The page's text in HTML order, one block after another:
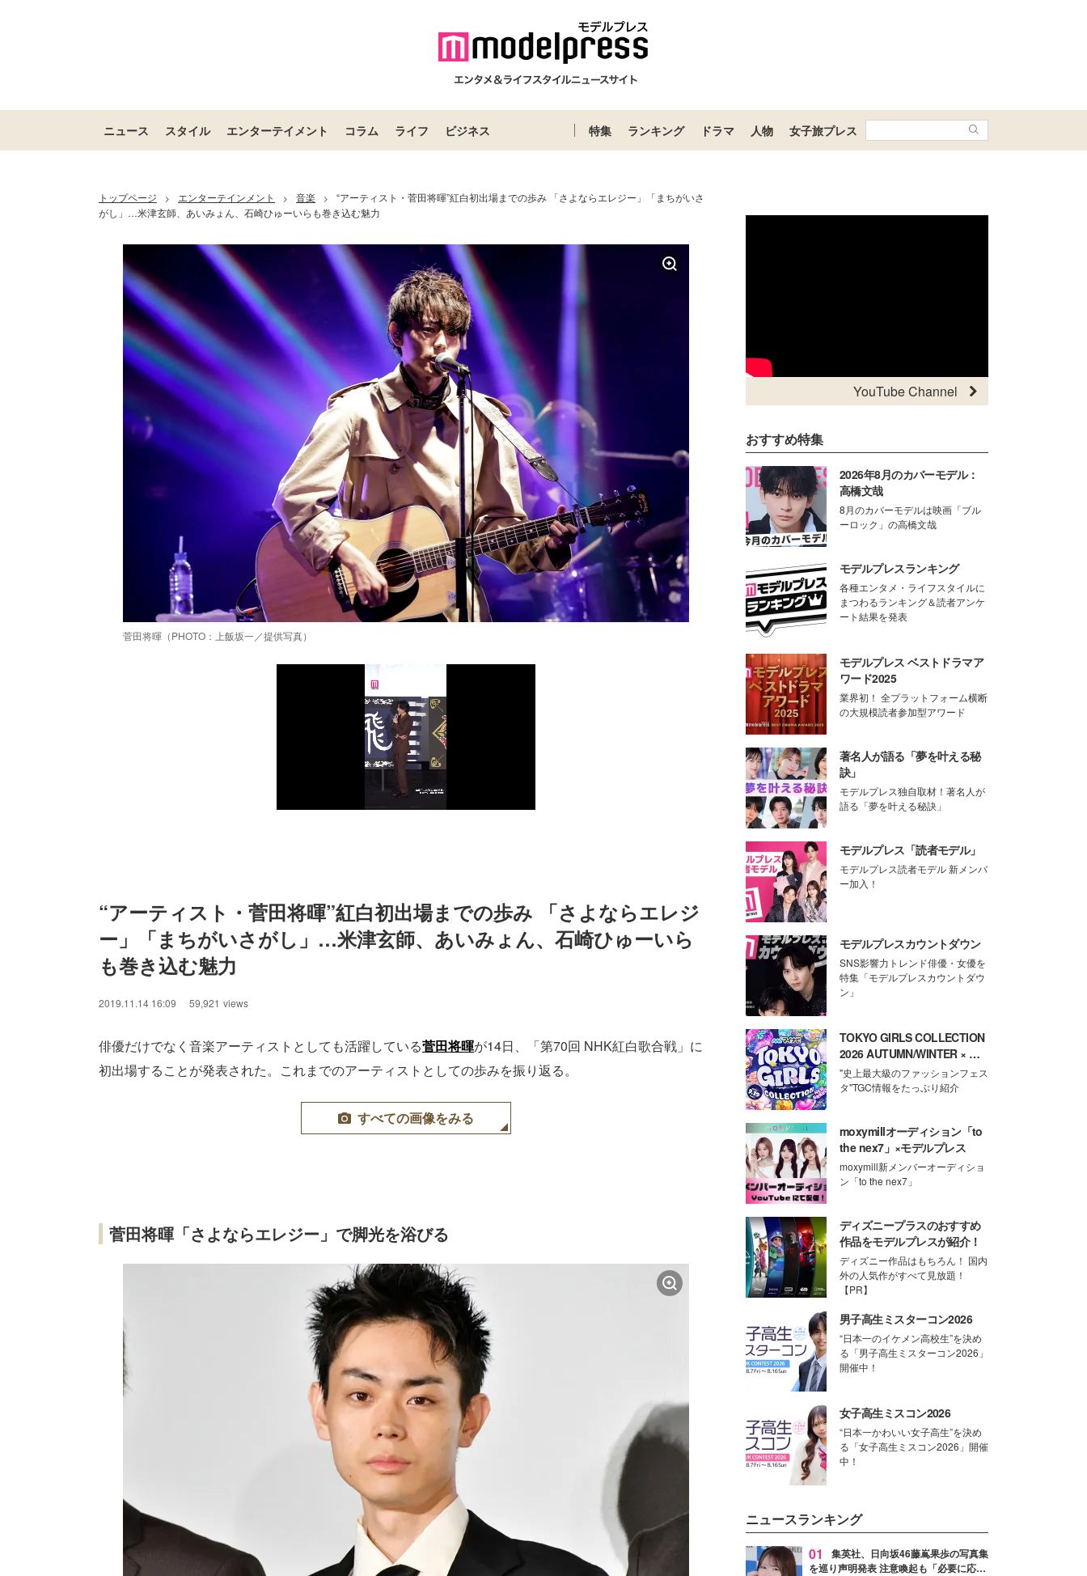
ニュース スタイル エンターテイメント コラム ライフ ビジネス 特集 ランキング ドラマ 人物 女子旅プレス
トップページ > エンターテインメント > 音楽 >
“アーティスト・菅田将暉”紅白初出場までの歩み 「さよならエレジー」「まちがいさ
がし」…米津玄師、あいみょん、石崎ひゅーいらも巻き込む魅力
菅田将暉（PHOTO：上飯坂一／提供写真）
“アーティスト・菅田将暉”紅白初出場までの歩み 「さよならエレジ
ー」「まちがいさがし」…米津玄師、あいみょん、石崎ひゅーいら
も巻き込む魅力
2019.11.14 16:09 59,921 views
俳優だけでなく音楽アーティストとしても活躍している菅田将暉が14日、「第70回 NHK紅白歌合戦」に
初出場することが発表された。これまでのアーティストとしての歩みを振り返る。
すべての画像をみる
菅田将暉「さよならエレジー」で脚光を浴びる
YouTube Channel
おすすめ特集
2026年8月のカバーモデル：
高橋文哉
8月のカバーモデルは映画「ブル
ーロック」の高橋文哉
モデルプレスランキング
各種エンタメ・ライフスタイルに
まつわるランキング＆読者アンケ
ート結果を発表
モデルプレス ベストドラマア
ワード2025
業界初！ 全プラットフォーム横断
の大規模読者参加型アワード
著名人が語る「夢を叶える秘
訣」
モデルプレス独自取材！著名人が
語る「夢を叶える秘訣」
モデルプレス「読者モデル」
モデルプレス読者モデル 新メンバ
ー加入！
モデルプレスカウントダウン
SNS影響力トレンド俳優・女優を
特集「モデルプレスカウントダウ
ン」
TOKYO GIRLS COLLECTION
2026 AUTUMN/WINTER × モ
デルプレス
"史上最大級のファッションフェス
タ"TGC情報をたっぷり紹介
moxymillオーディション「to
the nex7」×モデルプレス
moxymill新メンバーオーディショ
ン「to the nex7」
ディズニープラスのおすすめ
作品をモデルプレスが紹介！
ディズニー作品はもちろん！ 国内
外の人気作がすべて見放題！
【PR】
男子高生ミスターコン2026
“日本一のイケメン高校生”を決め
る「男子高生ミスターコン2026」
開催中！
女子高生ミスコン2026
“日本一かわいい女子高生”を決め
る「女子高生ミスコン2026」開催
中！
ニュースランキング
01
集英社、日向坂46藤嶌果歩の写真集
を巡り声明発表 注意喚起も「必要に応じ